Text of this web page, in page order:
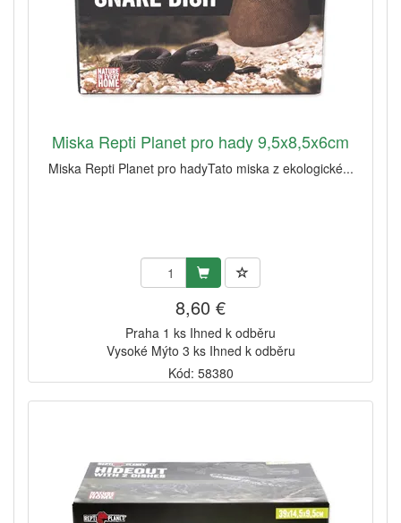
Miska Repti Planet pro hady 9,5x8,5x6cm
Miska Repti Planet pro hadyTato miska z ekologické...
8,60 €
Praha 1 ks Ihned k odběru
Vysoké Mýto 3 ks Ihned k odběru
Kód: 58380